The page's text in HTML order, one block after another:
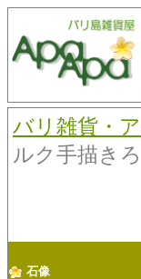
バリ雑貨・
ルク手描き
石像